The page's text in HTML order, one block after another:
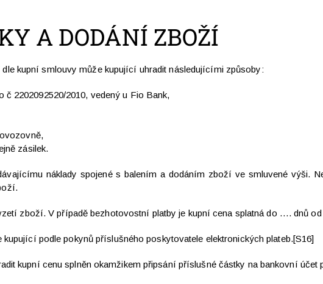
A DODÁNÍ ZBOŽÍ
kupní smlouvy může kupující uhradit následujícími způsoby:
2202092520/2010, vedený u Fio Bank,
zásilek.
náklady spojené s balením a dodáním zboží ve smluvené výši.
zboží. V případě bezhotovostní platby je kupní cena splatná do …. dnů
podle pokynů příslušného poskytovatele elektronických plateb.[S16]
kupní cenu splněn okamžikem připsání příslušné částky na bankovní účet